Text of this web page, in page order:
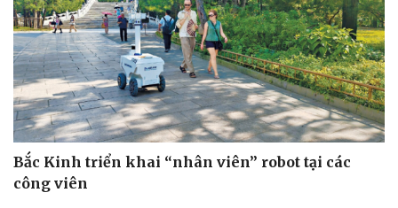
Bắc Kinh triển khai “nhân viên” robot tại các
công viên